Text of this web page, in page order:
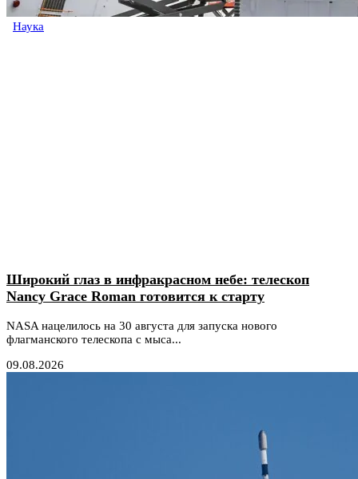
Наука
Широкий глаз в инфракрасном небе: телескоп
Nancy Grace Roman готовится к старту
NASA нацелилось на 30 августа для запуска нового
флагманского телескопа с мыса...
09.08.2026